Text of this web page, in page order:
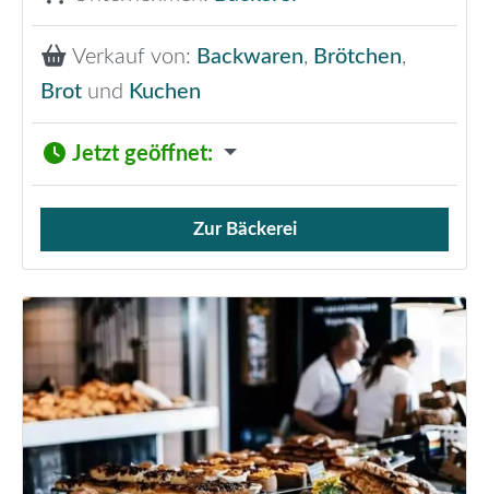
Verkauf von: Backwaren, Brötchen,
Brot und Kuchen
Jetzt geöffnet:
Verkauf von Brötchen,
Zur Bäckerei